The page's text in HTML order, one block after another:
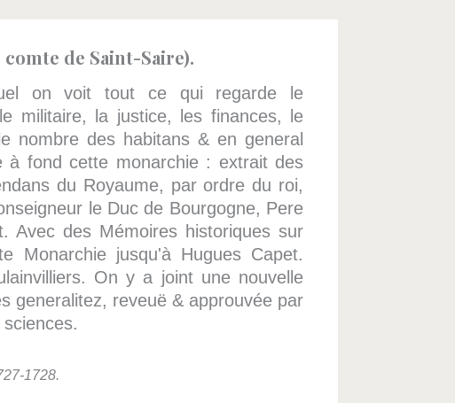
comte de Saint-Saire).
on voit tout ce qui regarde le
militaire, la justice, les finances, le
nombre des habitans & en general
fond cette monarchie : extrait des
du Royaume, par ordre du roi,
le Duc de Bourgogne, Pere
Avec des Mémoires historiques sur
Monarchie jusqu'à Hugues Capet.
On y a joint une nouvelle
generalitez, reveuë & approuvée par
1728.